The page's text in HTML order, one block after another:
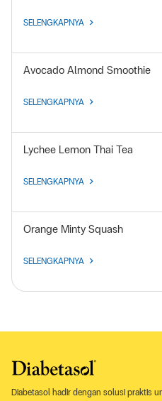
SELENGKAPNYA
Avocado Almond Smoothie
SELENGKAPNYA
Lychee Lemon Thai Tea
SELENGKAPNYA
Orange Minty Squash
SELENGKAPNYA
Diabetasol hadir dengan solusi praktis